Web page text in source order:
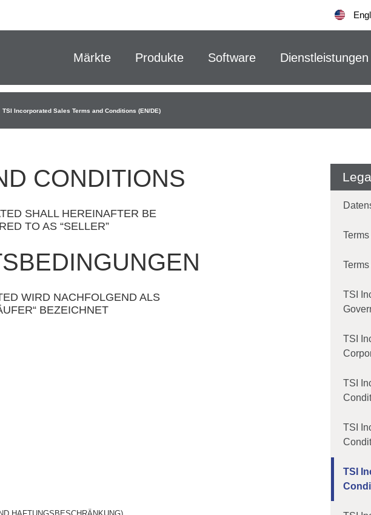
Märkte Produkte Software Dienstleistungen
TSI Incorporated Sales Terms and Conditions (EN/DE)
CONDITIONS
SHALL HEREINAFTER BE
TO AS “SELLER”
WIRD NACHFOLGEND ALS
BEZEICHNET
TSI
TSI
TSI
TSI
TSI